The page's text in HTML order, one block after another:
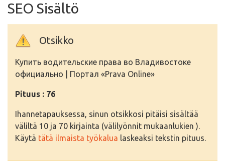
SEO Sisältö
Otsikko
Купить водительские права во Владивостоке
официально | Портал «Prava Online»
Pituus : 76
Ihannetapauksessa, sinun otsikkosi pitäisi sisältää
väliltä 10 ja 70 kirjainta (välilyönnit mukaanlukien ).
Käytä tätä ilmaista työkalua laskeaksi tekstin pituus.